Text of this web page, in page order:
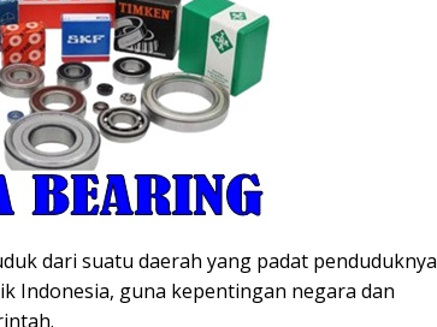
dari suatu daerah yang padat penduduknya
Indonesia, guna kepentingan negara dan